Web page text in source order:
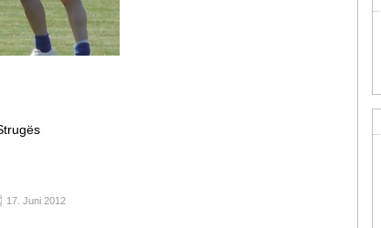
17. Juni 2012